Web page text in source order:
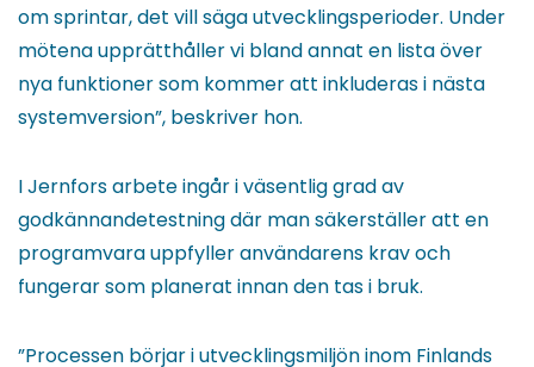
om sprintar, det vill säga utvecklingsperioder. Under
mötena upprätthåller vi bland annat en lista över
nya funktioner som kommer att inkluderas i nästa
systemversion”, beskriver hon.
I Jernfors arbete ingår i väsentlig grad av
godkännandetestning där man säkerställer att en
programvara uppfyller användarens krav och
fungerar som planerat innan den tas i bruk.
”Processen börjar i utvecklingsmiljön inom Finlands